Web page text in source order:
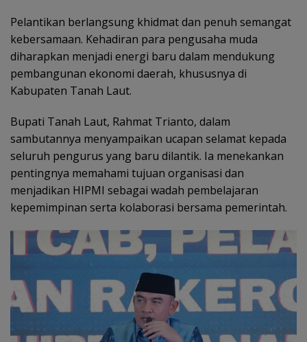
Pelantikan berlangsung khidmat dan penuh semangat
kebersamaan. Kehadiran para pengusaha muda
diharapkan menjadi energi baru dalam mendukung
pembangunan ekonomi daerah, khususnya di
Kabupaten Tanah Laut.
Bupati Tanah Laut, Rahmat Trianto, dalam
sambutannya menyampaikan ucapan selamat kepada
seluruh pengurus yang baru dilantik. Ia menekankan
pentingnya memahami tujuan organisasi dan
menjadikan HIPMI sebagai wadah pembelajaran
kepemimpinan serta kolaborasi bersama pemerintah.